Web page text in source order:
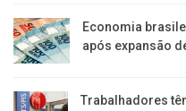
Economia
após expansão
Trabalhadores